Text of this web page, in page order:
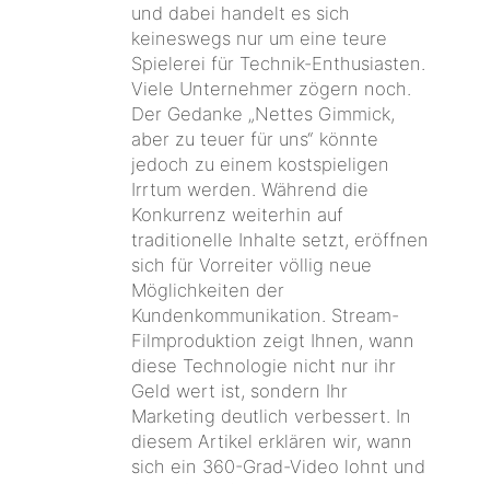
und dabei handelt es sich
keineswegs nur um eine teure
Spielerei für Technik-Enthusiasten.
Viele Unternehmer zögern noch.
Der Gedanke „Nettes Gimmick,
aber zu teuer für uns“ könnte
jedoch zu einem kostspieligen
Irrtum werden. Während die
Konkurrenz weiterhin auf
traditionelle Inhalte setzt, eröffnen
sich für Vorreiter völlig neue
Möglichkeiten der
Kundenkommunikation. Stream-
Filmproduktion zeigt Ihnen, wann
diese Technologie nicht nur ihr
Geld wert ist, sondern Ihr
Marketing deutlich verbessert. In
diesem Artikel erklären wir, wann
sich ein 360-Grad-Video lohnt und